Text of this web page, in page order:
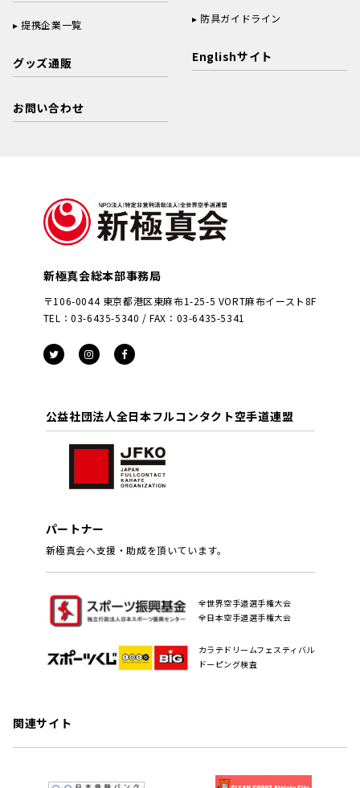
提携企業一覧
グッズ通販
お問い合わせ
防具ガイドライン
Englishサイト
新極真会総本部事務局
〒106-0044 東京都港区東麻布1-25-5 VORT麻布イースト8F
TEL：03-6435-5340 / FAX：03-6435-5341
公益社団法人全日本フルコンタクト空手道連盟
パートナー
新極真会へ支援・助成を頂いています。
全世界空手道選手権大会
全日本空手道選手権大会
カラテドリームフェスティバル
ドーピング検査
関連サイト